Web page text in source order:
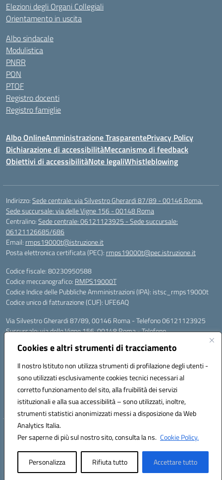
Cookies e altri strumenti di tracciamento
Il nostro Istituto non utilizza strumenti di profilazione degli utenti -
sono utilizzati esclusivamente cookies tecnici necessari al
corretto funzionamento del sito, alla fruibilità dei servizi
istituzionali e alla sua accessibilità – sono utilizzati, inoltre,
strumenti statistici anonimizzati messi a disposizione da Web
Analytics Italia.
Per saperne di più sul nostro sito, consulta la ns. Cookie Policy.
Personalizza Rifiuta tutto Accettare tutto
Elezioni degli Organi Collegiali
Orientamento in uscita
Albo sindacale
Modulistica
PNRR
PON
PTOF
Registro docenti
Registro famiglie
Albo OnlineAmministrazione TrasparentePrivacy Policy
Dichiarazione di accessibilitàMeccanismo di feedback
Obiettivi di accessibilitàNote legaliWhistleblowing
Indirizzo:Sede centrale: via Silvestro Gherardi 87/89 - 00146 Roma.
Sede succursale: via delle Vigne 156 - 00148 Roma
Centralino:Sede centrale: 06121123925 - Sede succursale:
06121126685/686
Email: rmps19000t@istruzione.it
Posta elettronica certificata (PEC): rmps19000t@pec.istruzione.it
Codice fiscale: 80230950588
Codice meccanografico: RMPS19000T
Codice Indice delle Pubbliche Amministrazioni (IPA): istsc_rmps19000t
Codice unico di fatturazione (CUF): UFE6AQ
Via Silvestro Gherardi 87/89, 00146 Roma - Telefono 06121123925
Succursale: via delle Vigne 156, 00148 Roma - Telefono
Mail: rmps19000t@istruzione.it - PEC: rmps19000t@pec.istruzione.it
Per contatti con il Dirigente Scolastico, utilizzare esclusivamente
Codice univoco ufficio: UFE6AQ
Codice meccanografico: RMPS19000T
Codice fiscale: 80230950588
Hosting & Powered by 3D Solution S.r.l.
Concept & Design by Designers Italia